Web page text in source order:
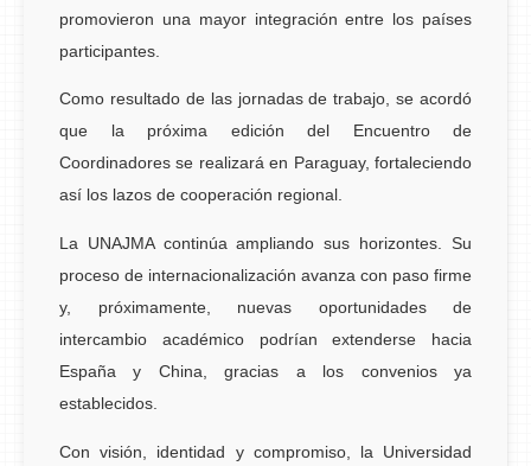
promovieron una mayor integración entre los países
participantes.
Como resultado de las jornadas de trabajo, se acordó
que la próxima edición del Encuentro de
Coordinadores se realizará en Paraguay, fortaleciendo
así los lazos de cooperación regional.
La UNAJMA continúa ampliando sus horizontes. Su
proceso de internacionalización avanza con paso firme
y, próximamente, nuevas oportunidades de
intercambio académico podrían extenderse hacia
España y China, gracias a los convenios ya
establecidos.
Con visión, identidad y compromiso, la Universidad